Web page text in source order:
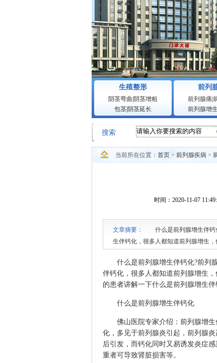
生殖整形
阴茎弯曲 阴茎增粗
包茎| 阴茎延长
前列
前列腺痛
前列腺增生
搜索
当前所在位置： 首页 > 前列腺疾病 >
时间：2020-11-07
文章摘要：
什么是前列腺增生伴钙
生伴钙化，很多人都知道前列腺增生
什么是前列腺增生伴钙化?前列腺
伴钙化，很多人都知道前列腺增生
的患者讲解一下什么是前列腺增生伴
什么是前列腺增生伴钙化
佛山医院专家介绍：前列腺增生
化，多见于前列腺炎引起，前列腺
后引发，而钙化同时又易诱发炎症
重者可导致肾脏损害等。